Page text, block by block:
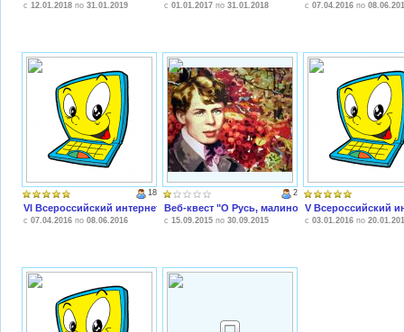
c 12.01.2018 по 31.01.2019 c 01.01.2017 по 31.01.2018 c 07.04.2016 по
18
VI Всероссийский интернет-проект "Коллективный логопедический
c 07.04.2016 по 08.06.2016
2
Веб-квест "О Русь, малиновое поле..."
c 15.09.2015 по 30.09.2015
V Всероссийский
c 03.01.2016 по